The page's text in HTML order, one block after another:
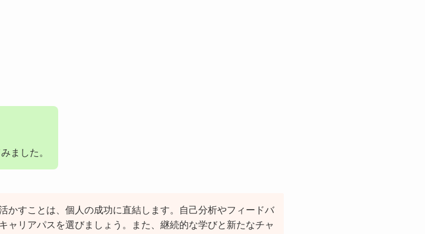
ました。
かすことは、個人の成功に直結します。自己分析やフィードバ
ャリアパスを選びましょう。また、継続的な学びと新たなチャ